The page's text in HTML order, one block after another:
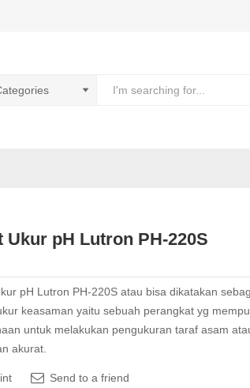
Ukur pH Lutron PH-220S
pH Lutron PH-220S atau bisa dikatakan
keasaman yaitu sebuah perangkat yg
untuk melakukan pengukuran taraf asam
akurat.
Send to a friend